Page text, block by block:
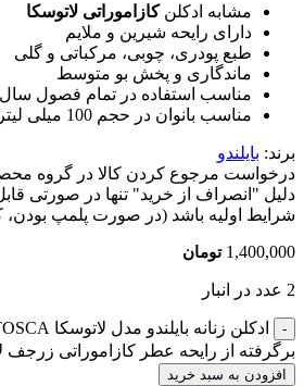
مشابه ادکلنکازاموراتی لاتوسکا
دارای رایحه شیرین و ملایم
طبع پودری، چوبی، مرکباتی و گلی
ماندگاری و پخش بو متوسط
مناسب استفاده در تمام فصول سال
مناسب بانوان در حجم 100 میلی لیتر
برند: بایلندو
درخواست مرجوع کردن کالا در گروه
دلیل "انصراف از خرید" تنها در صورتی
شرایط اولیه باشد (در صورت پلمپ بودن،
1,400,000 تومان
2 عدد در انبار
برگرفته از رایحه عطر کازاموراتی زرجف
افزودن به سبد خرید